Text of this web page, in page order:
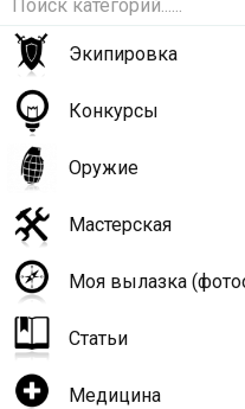
Экипировка
Конкурсы
Оружие
Мастерская
Моя вылазка
Статьи
Медицина